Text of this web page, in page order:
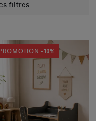
filtres
PROMOTION -10%